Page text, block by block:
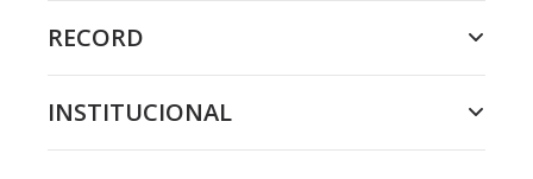
RECORD
INSTITUCIONAL